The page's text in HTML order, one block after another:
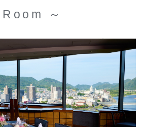
Room ～